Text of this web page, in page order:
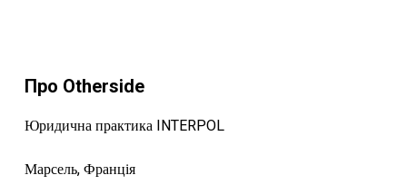
Про Otherside
Юридична практика INTERPOL
Марсель, Франція